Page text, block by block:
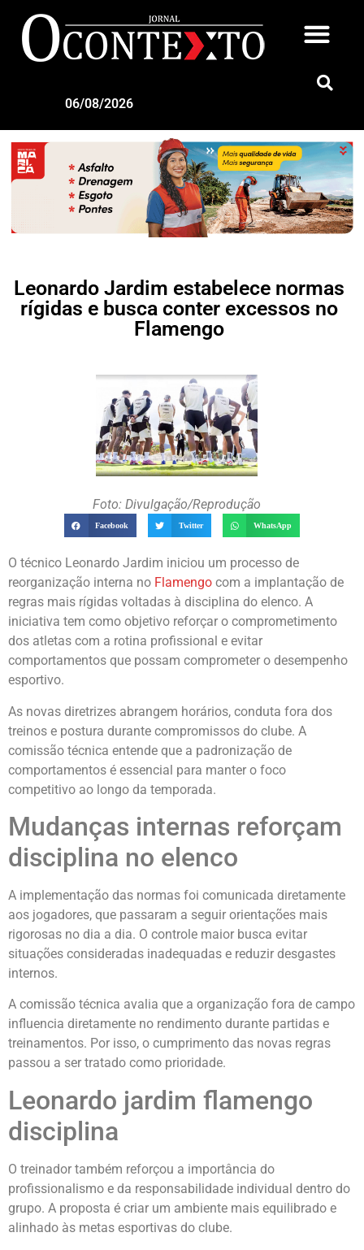
06/08/2026
Leonardo Jardim estabelece normas
rígidas e busca conter excessos no
Flamengo
Foto: Divulgação/Reprodução
Facebook Twitter WhatsApp
O técnico Leonardo Jardim iniciou um processo de
reorganização interna no Flamengo com a implantação de
regras mais rígidas voltadas à disciplina do elenco. A
iniciativa tem como objetivo reforçar o comprometimento
dos atletas com a rotina profissional e evitar
comportamentos que possam comprometer o desempenho
esportivo.
As novas diretrizes abrangem horários, conduta fora dos
treinos e postura durante compromissos do clube. A
comissão técnica entende que a padronização de
comportamentos é essencial para manter o foco
competitivo ao longo da temporada.
Mudanças internas reforçam
disciplina no elenco
A implementação das normas foi comunicada diretamente
aos jogadores, que passaram a seguir orientações mais
rigorosas no dia a dia. O controle maior busca evitar
situações consideradas inadequadas e reduzir desgastes
internos.
A comissão técnica avalia que a organização fora de campo
influencia diretamente no rendimento durante partidas e
treinamentos. Por isso, o cumprimento das novas regras
passou a ser tratado como prioridade.
Leonardo jardim flamengo
disciplina
O treinador também reforçou a importância do
profissionalismo e da responsabilidade individual dentro do
grupo. A proposta é criar um ambiente mais equilibrado e
alinhado às metas esportivas do clube.